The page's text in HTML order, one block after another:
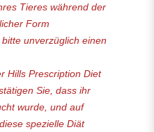
Tieres während der
Form
unverzüglich einen
Hills Prescription Diet
Sie, dass ihr
wurde, und auf
spezielle Diät